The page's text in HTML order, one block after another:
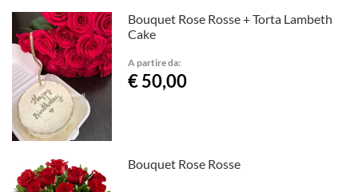
Bouquet Rose Rosse + Torta Lambeth
Cake
A partire da:
€ 50,00
Bouquet Rose Rosse